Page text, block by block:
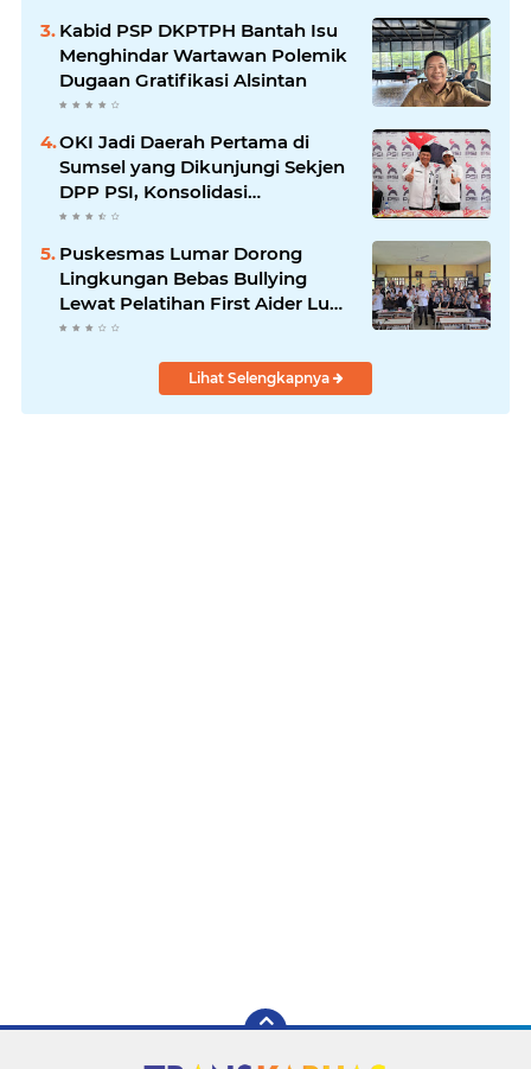
Tuntas
Kabid PSP DKPTPH Bantah Isu
Menghindar Wartawan Polemik
Dugaan Gratifikasi Alsintan
OKI Jadi Daerah Pertama di
Sumsel yang Dikunjungi Sekjen
DPP PSI, Konsolidasi
Pembentukan DPRT Dimulai
Puskesmas Lumar Dorong
Lingkungan Bebas Bullying
Lewat Pelatihan First Aider Luka
Psikologis di SMAN 01
Lihat Selengkapnya